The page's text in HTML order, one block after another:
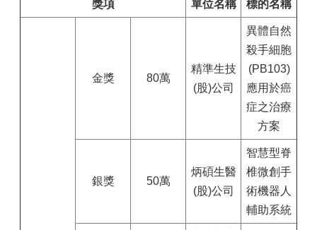
獎項 單位名稱 標的名稱
金獎 80萬
精準生技
(股)公司
異體自然
殺手細胞
(PB103)
應用於癌
症之治療
方案
銀獎 50萬
炳碩生醫
(股)公司
智慧型脊
椎微創手
術機器人
輔助系統